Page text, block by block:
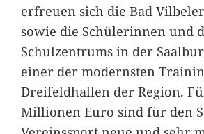
erfreuen sich die Bad
sowie die Schülerinnen und
Schulzentrums in der
einer der modernsten
Dreifeldhallen der Region.
Millionen Euro sind für den